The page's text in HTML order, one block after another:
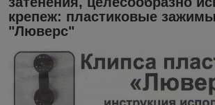
крепеж: пластиковые
"Люверс"